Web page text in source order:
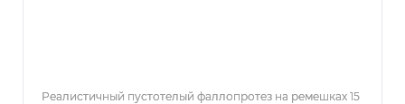
Реалистичный пустотелый фаллопротез на ремешках 15